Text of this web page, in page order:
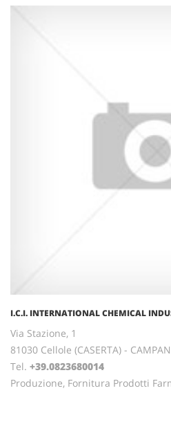
I.C.I. INTERNATIONAL CHEMICAL
Via Stazione, 1
81030 Cellole (CASERTA) -
Tel. +39.0823680014
Produzione, Fornitura Prodotti